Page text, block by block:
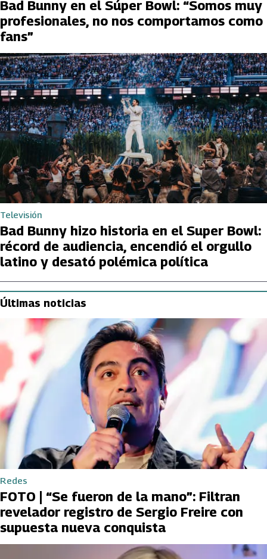
Bad Bunny en el Súper Bowl: “Somos muy
profesionales, no nos comportamos como
fans”
Televisión
Bad Bunny hizo historia en el Super Bowl:
récord de audiencia, encendió el orgullo
latino y desató polémica política
Últimas noticias
Redes
FOTO | “Se fueron de la mano”: Filtran
revelador registro de Sergio Freire con
supuesta nueva conquista